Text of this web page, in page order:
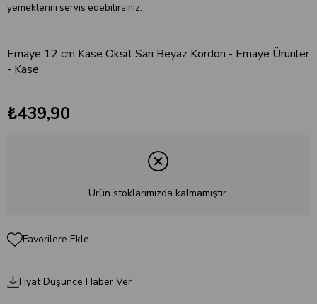
yemeklerini servis edebilirsiniz.
Emaye 12 cm Kase Oksit Sarı Beyaz Kordon - Emaye Ürünler
- Kase
₺439,90
Ürün stoklarımızda kalmamıştır.
Favorilere Ekle
Fiyat Düşünce Haber Ver